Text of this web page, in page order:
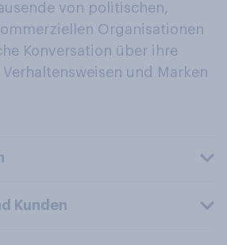
von politischen,
Organisationen
Konversation über ihre
und Marken
Kunden